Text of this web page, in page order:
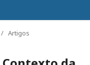
/ Artigos